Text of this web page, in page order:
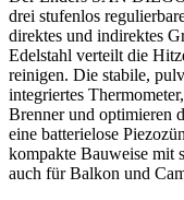
drei stufenlos
direktes und indirektes
Edelstahl verteilt die
reinigen. Die stabile,
integriertes
Brenner und optimieren
eine batterielose
kompakte Bauweise mit
auch für Balkon und